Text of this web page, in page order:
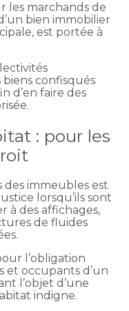
les marchands de
bien immobilier
est portée à
confisqués
d’en faire des
: pour les
des immeubles est
lorsqu’ils sont
à des affichages,
de fluides
l’obligation
et occupants d’un
l’objet d’une
indigne.